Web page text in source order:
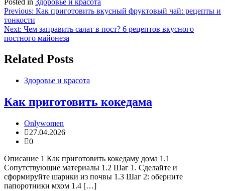
Навигация
по
записям
Previous: Как приготовить вкусный фруктовый чай: рецепты и
тонкости
Next: Чем заправить салат в пост? 6 рецептов вкусного
постного майонеза
Related Posts
Здоровье и красота
Как приготовить кокедама
Onlywomen
27.04.2026
0
Описание 1 Как приготовить кокедаму дома 1.1
Сопутствующие материалы 1.2 Шаг 1. Сделайте и
сформируйте шарики из почвы 1.3 Шаг 2: оберните
папоротники мхом 1.4 […]